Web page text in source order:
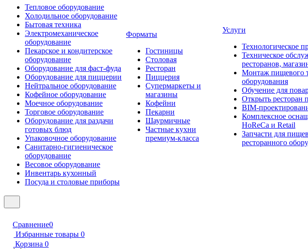
Тепловое оборудование
Холодильное оборудование
Бытовая техника
Электромеханическое
оборудование
Пекарское и кондитерское
оборудование
Оборудование для фаст-фуда
Оборудование для пиццерии
Нейтральное оборудование
Кофейное оборудование
Моечное оборудование
Торговое оборудование
Оборудование для раздачи
готовых блюд
Упаковочное оборудование
Санитарно-гигиеническое
оборудование
Весовое оборудование
Инвентарь кухонный
Посуда и столовые приборы
Форматы
Гостиницы
Столовая
Ресторан
Пиццерия
Супермаркеты и
магазины
Кофейни
Пекарни
Шаурмичные
Частные кухни
премиум-класса
Услуги
Технологическое
Техническое
ресторанов,
Монтаж пищевого
оборудования
Обучение для
Открыть ресторан
BIM-
Комплексное
HoReCa и Retail
Запчасти для
ресторанного
Сравнение0
Избранные товары 0
Корзина 0